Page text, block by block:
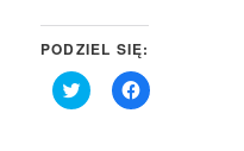
PODZIEL SIĘ:
Click
to
Click
to